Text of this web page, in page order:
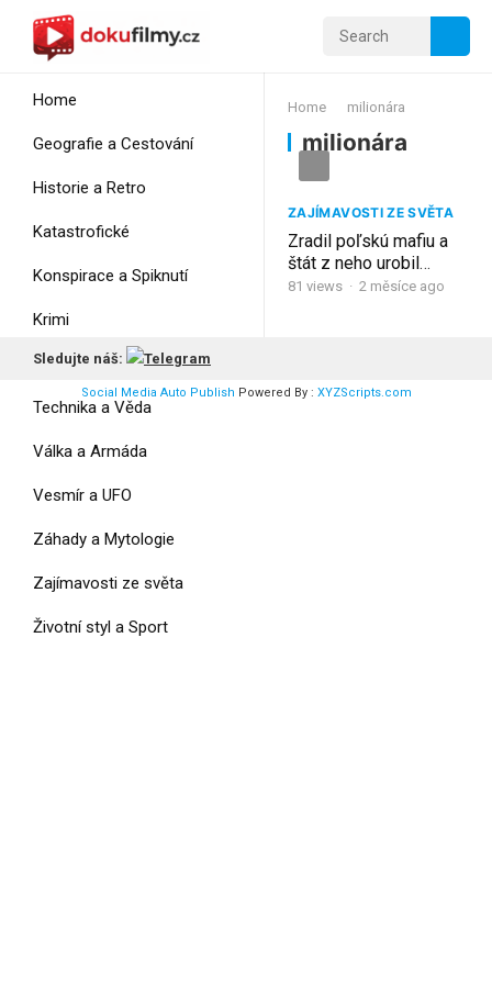
Home
Geografie a Cestování
Historie a Retro
Katastrofické
Konspirace a Spiknutí
Krimi
Myšlení
Technika a Věda
Válka a Armáda
Vesmír a UFO
Záhady a Mytologie
Zajímavosti ze světa
Životní styl a Sport
Home milionára
milionára
ZAJÍMAVOSTI ZE SVĚTA
Zradil poľskú mafiu a
štát z neho urobil
milionára – Jarosław
81 views · 2 měsíce ago
Sledujte náš:
Social Media Auto Publish Powered By : XYZScripts.com